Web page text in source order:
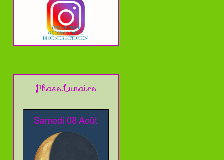
Phase Lunaire